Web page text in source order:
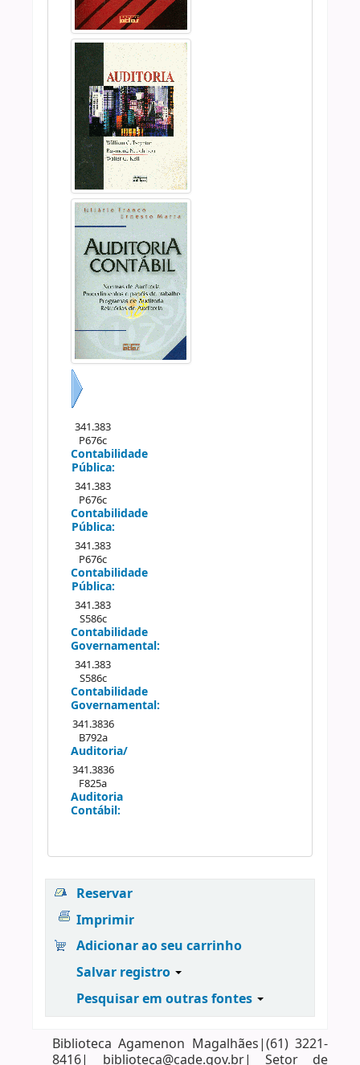
341.383
P676c
Contabilidade
Pública:
341.383
P676c
Contabilidade
Pública:
341.383
P676c
Contabilidade
Pública:
341.383
S586c
Contabilidade
Governamental:
341.383
S586c
Contabilidade
Governamental:
341.3836
B792a
Auditoria/
341.3836
F825a
Auditoria
Contábil:
Reservar
Imprimir
Adicionar ao seu carrinho
Salvar registro
Pesquisar em outras fontes
Biblioteca Agamenon Magalhães|(61) 3221-
8416| biblioteca@cade.gov.br| Setor de